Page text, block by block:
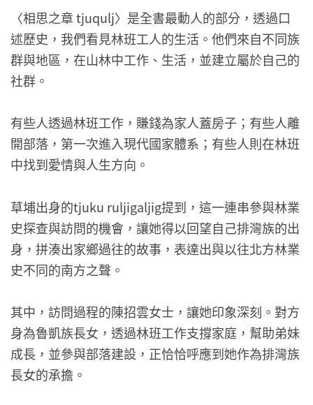
〈相思之章 tjuqulj〉是全書最動人的部分，透過口
述歷史，我們看見林班工人的生活。他們來自不同族
群與地區，在山林中工作、生活，並建立屬於自己的
社群。
有些人透過林班工作，賺錢為家人蓋房子；有些人離
開部落，第一次進入現代國家體系；有些人則在林班
中找到愛情與人生方向。
草埔出身的tjuku ruljigaljig提到， 這一連串參與林業
史探查與訪問的機會， 讓她得以回望自己排灣族的出
身，拼湊出家鄉過往的故事， 表達出與以往北方林業
史不同的南方之聲。
其中，訪問過程的陳招雲女士，讓她印象深刻。對方
身為魯凱族長女， 透過林班工作支撐家庭，幫助弟妹
成長，並參與部落建設，正恰恰呼應到她作為排灣族
長女的承擔。